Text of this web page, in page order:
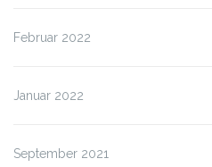
Februar 2022
Januar 2022
September 2021